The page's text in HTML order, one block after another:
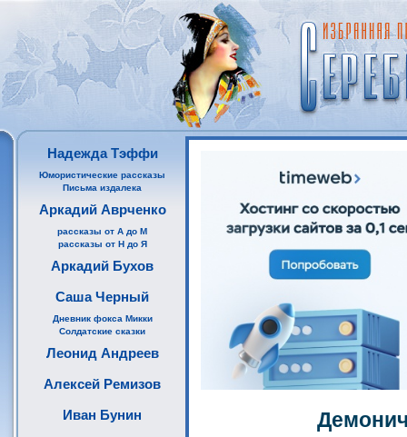
Надежда Тэффи
Юмористические рассказы
Письма издалека
Аркадий Аврченко
рассказы от А до М
рассказы от Н до Я
Аркадий Бухов
Саша Черный
Дневник фокса Микки
Солдатские сказки
Леонид Андреев
Алексей Ремизов
Иван Бунин